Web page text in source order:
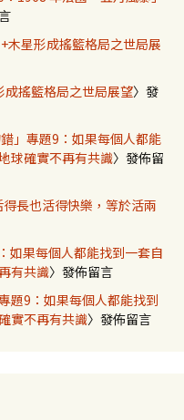
木星形成搖籃格局之世局展
成搖籃格局之世局展望〉發
錯」專題9：如果每個人都能
球確實不再有共識〉發佈留
得長也活得快樂，等於活兩
如果每個人都能找到一套自
有共識〉發佈留言
題9：如果每個人都能找到
實不再有共識〉發佈留言